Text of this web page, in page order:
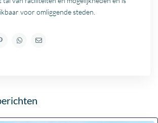
voor omliggende steden.